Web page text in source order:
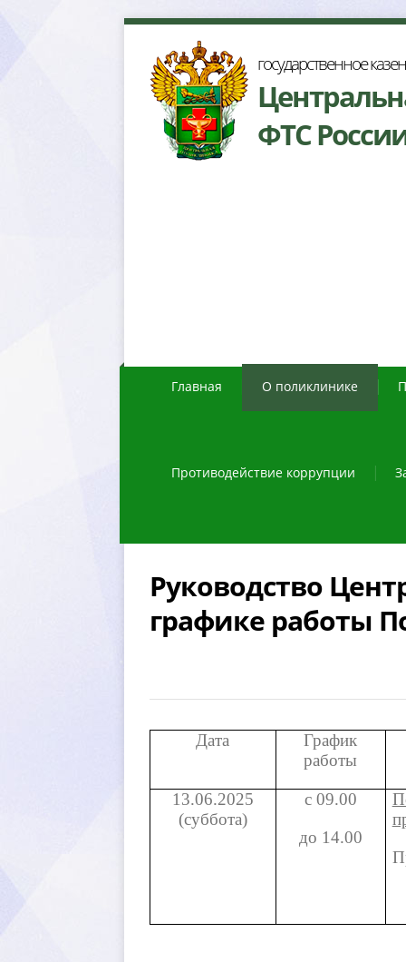
осударственное
ФТС
Главная О поликлинике
Противодействие коррупции
Руководство
рафике работы
Дата
График
работы
13.06.2025
(суббота)
с 09.00
до 14.00